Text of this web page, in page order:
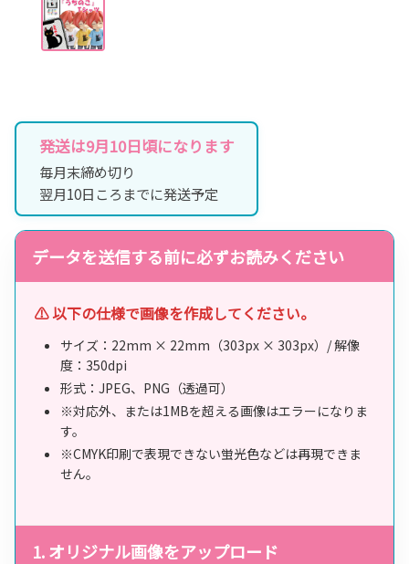
発送は9月10日頃になります
毎月末締め切り
翌月10日ころまでに発送予定
データを送信する前に必ずお読みください
⚠️ 以下の仕様で画像を作成してください。
サイズ：22mm × 22mm（303px × 303px）/ 解像
度：350dpi
形式：JPEG、PNG（透過可）
※対応外、または1MBを超える画像はエラーになりま
す。
※CMYK印刷で表現できない蛍光色などは再現できま
せん。
1. オリジナル画像をアップロード